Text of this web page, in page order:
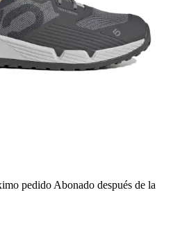
pedido Abonado después de la